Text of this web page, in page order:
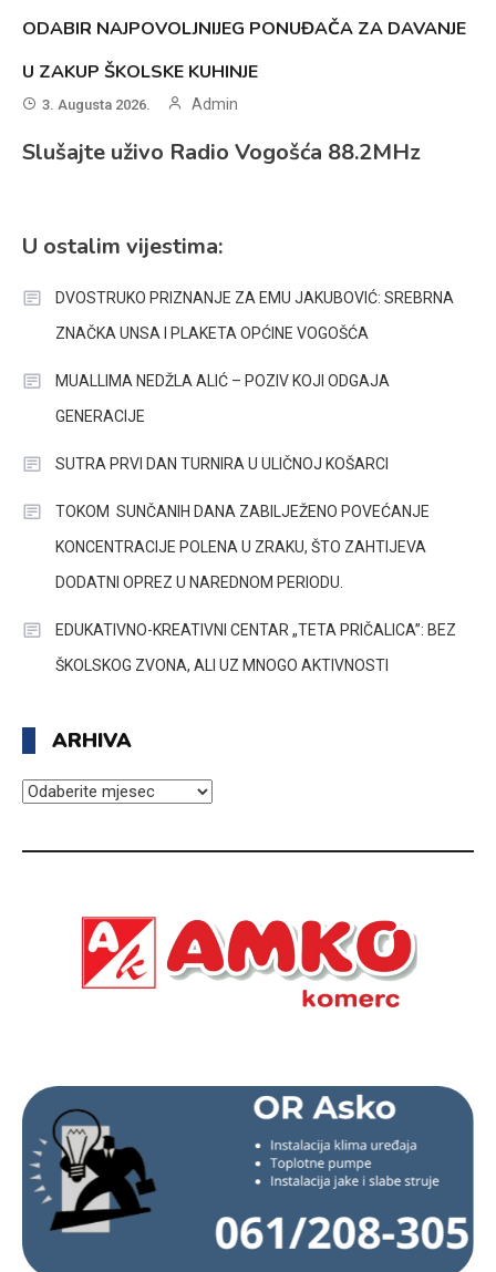
ODABIR NAJPOVOLJNIJEG PONUĐAČA ZA DAVANJE
U ZAKUP ŠKOLSKE KUHINJE
3. Augusta 2026. Admin
Slušajte uživo Radio Vogošća 88.2MHz
U ostalim vijestima:
DVOSTRUKO PRIZNANJE ZA EMU JAKUBOVIĆ: SREBRNA
ZNAČKA UNSA I PLAKETA OPĆINE VOGOŠĆA
MUALLIMA NEDŽLA ALIĆ – POZIV KOJI ODGAJA
GENERACIJE
SUTRA PRVI DAN TURNIRA U ULIČNOJ KOŠARCI
TOKOM SUNČANIH DANA ZABILJEŽENO POVEĆANJE
KONCENTRACIJE POLENA U ZRAKU, ŠTO ZAHTIJEVA
DODATNI OPREZ U NAREDNOM PERIODU.
EDUKATIVNO-KREATIVNI CENTAR „TETA PRIČALICA”: BEZ
ŠKOLSKOG ZVONA, ALI UZ MNOGO AKTIVNOSTI
ARHIVA
ARHIVA